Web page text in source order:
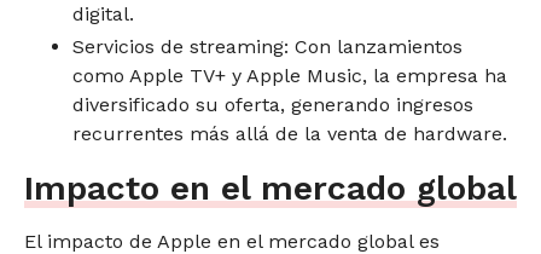
digital.
Servicios de streaming: Con lanzamientos
como Apple TV+ y Apple Music, la empresa ha
diversificado su oferta, generando ingresos
recurrentes más allá de la venta de hardware.
Impacto en el mercado global
El impacto de Apple en el mercado global es